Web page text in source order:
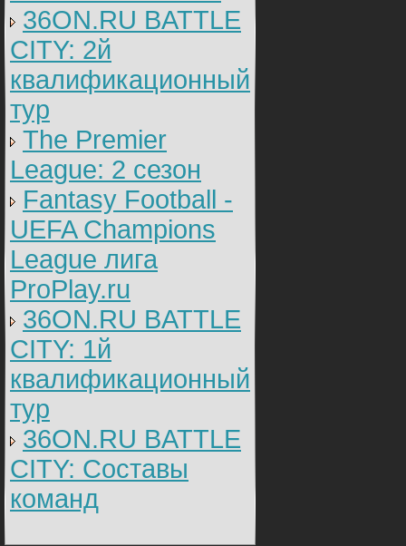
36ON.RU BATTLE
CITY: 2й
квалификационный
тур
The Premier
League: 2 cезон
Fantasy Football -
UEFA Champions
League лига
ProPlay.ru
36ON.RU BATTLE
CITY: 1й
квалификационный
тур
36ON.RU BATTLE
CITY: Составы
команд